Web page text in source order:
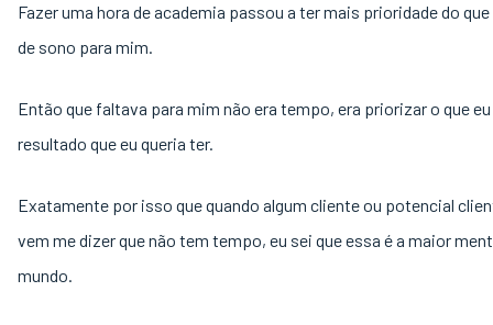
Fazer uma hora de academia passou a ter mais prioridade do
de sono para mim.
Então que faltava para mim não era tempo, era priorizar o que
resultado que eu queria ter.
Exatamente por isso que quando algum cliente ou potencial
vem me dizer que não tem tempo, eu sei que essa é a maior
mundo.